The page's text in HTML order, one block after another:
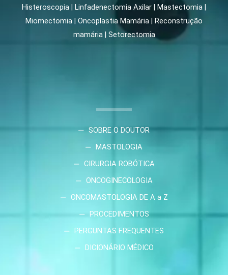
Histeroscopia | Linfadenectomia Axilar | Mastectomia |
Miomectomia | Oncoplastia Mamária | Reconstrução
mamária | Setorectomia
SOBRE O DOUTOR
MASTOLOGIA
CIRURGIA ROBÓTICA
ONCOGINECOLOGIA
ONCOMASTOLOGIA DE A a Z
PROCEDIMENTOS
PERGUNTAS FREQUENTES
DICIONÁRIO MÉDICO